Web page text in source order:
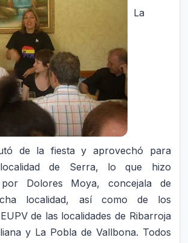
La
de la fiesta y aprovechó para
de Serra, lo que hizo
por Dolores Moya, concejala de
localidad, así como de los
de las localidades de Ribarroja
y La Pobla de Vallbona. Todos